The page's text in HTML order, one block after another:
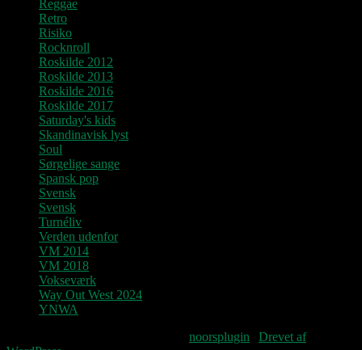
Reggae
Retro
Risiko
Rocknroll
Roskilde 2012
Roskilde 2013
Roskilde 2016
Roskilde 2017
Saturday's kids
Skandinavisk lyst
Soul
Sørgelige sange
Spansk pop
Svensk
Svensk
Turnéliv
Verden udenfor
VM 2014
VM 2018
Vokseværk
Way Out West 2024
YNWA
noorsplugin
Drevet af